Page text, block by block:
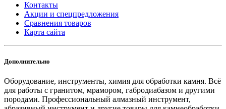
Контакты
Акции и спецпредложения
Сравнения товаров
Карта сайта
Дополнительно
Оборудование, инструменты, химия для обработки камня. Всё
для работы с гранитом, мрамором, габродиабазом и другими
породами. Профессиональный алмазный инструмент,